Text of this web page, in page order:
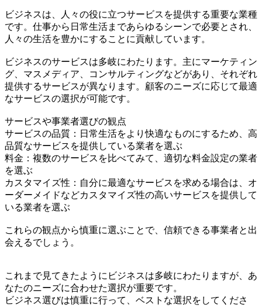
ビジネスは、人々の役に立つサービスを提供する重要な業種
です。仕事から日常生活まであらゆるシーンで必要とされ、
人々の生活を豊かにすることに貢献しています。
ビジネスのサービスは多岐にわたります。主にマーケティン
グ、マスメディア、コンサルティングなどがあり、それぞれ
提供するサービスが異なります。顧客のニーズに応じて最適
なサービスの選択が可能です。
サービスや事業者選びの観点
サービスの品質：日常生活をより快適なものにするため、高
品質なサービスを提供している業者を選ぶ
料金：複数のサービスを比べてみて、適切な料金設定の業者
を選ぶ
カスタマイズ性：自分に最適なサービスを求める場合は、オ
ーダーメイドなどカスタマイズ性の高いサービスを提供して
いる業者を選ぶ
これらの観点から慎重に選ぶことで、信頼できる事業者と出
会えるでしょう。
これまで見てきたようにビジネスは多岐にわたりますが、あ
なたのニーズに合わせた選択が重要です。
ビジネス選びは慎重に行って、ベストな選択をしてくださ